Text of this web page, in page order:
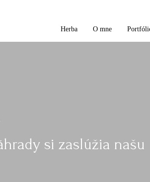
Herba O mne
si zaslúžia našu